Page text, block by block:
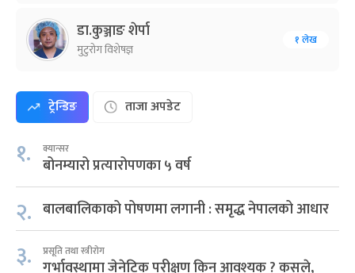
डा.कुञ्जाङ शेर्पा
मुटुरोग विशेषज्ञ
१ लेख
ट्रेन्डिङ ताजा अपडेट
१. क्यान्सर
बोनम्यारो प्रत्यारोपणका ५ वर्ष
२. बालबालिकाको पोषणमा लगानी : समृद्ध नेपालको आधार
३. प्रसूति तथा स्त्रीरोग
गर्भावस्थामा जेनेटिक परीक्षण किन आवश्यक ? कसले,